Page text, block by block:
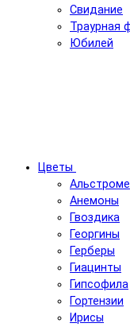
Свидание
Траурная
Юбилей
Цветы
Анемоны
Гвоздика
Георгины
Герберы
Гиацинты
Гипсофила
Гортензии
Ирисы